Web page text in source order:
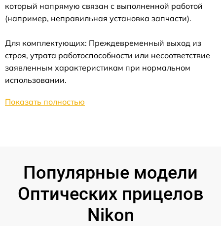
который напрямую связан с выполненной работой
(например, неправильная установка запчасти).
Для комплектующих: Преждевременный выход из
строя, утрата работоспособности или несоответствие
заявленным характеристикам при нормальном
использовании.
Показать полностью
Популярные модели
Оптических прицелов
Nikon